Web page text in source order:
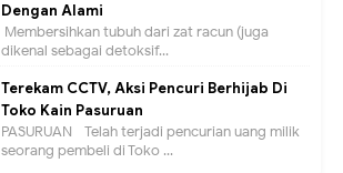
Dengan Alami
Membersihkan tubuh dari zat racun (juga
dikenal sebagai detoksif...
Terekam CCTV, Aksi Pencuri Berhijab Di
Toko Kain Pasuruan
PASURUAN - Telah terjadi pencurian uang milik
seorang pembeli di Toko ...